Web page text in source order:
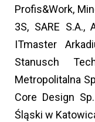
Profis&Work,
3S, SARE
ITmaster
Stanusch
Metropolitalna
Core Design
Śląski w